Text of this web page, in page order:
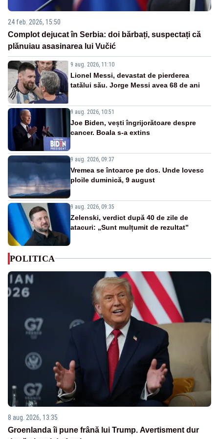
24 feb. 2026, 15:50
Complot dejucat în Serbia: doi bărbați, suspectați că
plănuiau asasinarea lui Vučić
9 aug. 2026, 11:10
Lionel Messi, devastat de pierderea
tatălui său. Jorge Messi avea 68 de ani
9 aug. 2026, 10:51
Joe Biden, vești îngrijorătoare despre
cancer. Boala s-a extins
9 aug. 2026, 09:37
Vremea se întoarce pe dos. Unde lovesc
ploile duminică, 9 august
9 aug. 2026, 09:35
Zelenski, verdict după 40 de zile de
atacuri: „Sunt mulțumit de rezultat”
POLITICA
8 aug. 2026, 13:35
Groenlanda îi pune frână lui Trump. Avertisment dur